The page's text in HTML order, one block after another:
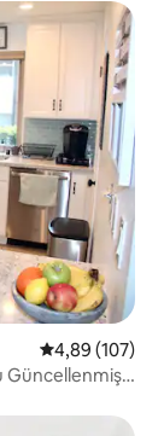
5 üzerinden
4,89 (107)
Güncellenmiş